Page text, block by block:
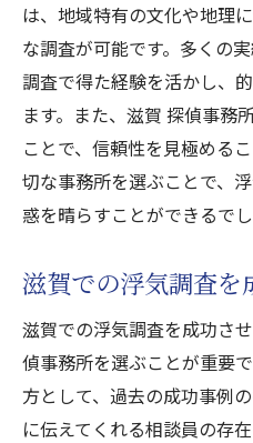
は、地域特有の文化や地理
な調査が可能です。多くの
調査で得た経験を活かし、
ます。また、滋賀 探偵事務
ことで、信頼性を見極める
切な事務所を選ぶことで、
惑を晴らすことができるでし
滋賀での浮気調査を
滋賀での浮気調査を成功さ
偵事務所を選ぶことが重要
方として、過去の成功事例
に伝えてくれる相談員の存